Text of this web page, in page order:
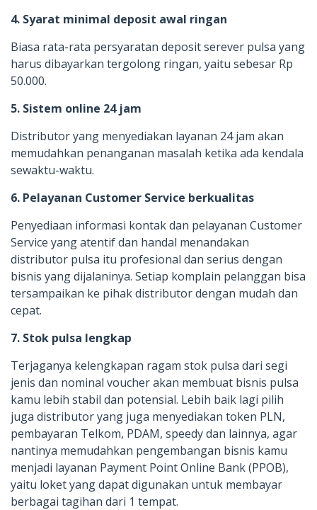
4. Syarat minimal deposit awal ringan
Biasa rata-rata persyaratan deposit serever pulsa yang
harus dibayarkan tergolong ringan, yaitu sebesar Rp
50.000.
5. Sistem online 24 jam
Distributor yang menyediakan layanan 24 jam akan
memudahkan penanganan masalah ketika ada kendala
sewaktu-waktu.
6. Pelayanan Customer Service berkualitas
Penyediaan informasi kontak dan pelayanan Customer
Service yang atentif dan handal menandakan
distributor pulsa itu profesional dan serius dengan
bisnis yang dijalaninya. Setiap komplain pelanggan bisa
tersampaikan ke pihak distributor dengan mudah dan
cepat.
7. Stok pulsa lengkap
Terjaganya kelengkapan ragam stok pulsa dari segi
jenis dan nominal voucher akan membuat bisnis pulsa
kamu lebih stabil dan potensial. Lebih baik lagi pilih
juga distributor yang juga menyediakan token PLN,
pembayaran Telkom, PDAM, speedy dan lainnya, agar
nantinya memudahkan pengembangan bisnis kamu
menjadi layanan Payment Point Online Bank (PPOB),
yaitu loket yang dapat digunakan untuk membayar
berbagai tagihan dari 1 tempat.